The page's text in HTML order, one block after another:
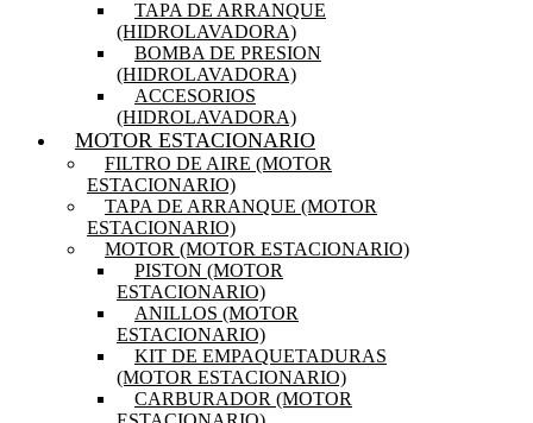
TAPA DE ARRANQUE
(HIDROLAVADORA)
BOMBA DE PRESION
(HIDROLAVADORA)
ACCESORIOS
(HIDROLAVADORA)
MOTOR ESTACIONARIO
FILTRO DE AIRE (MOTOR
ESTACIONARIO)
TAPA DE ARRANQUE (MOTOR
ESTACIONARIO)
MOTOR (MOTOR ESTACIONARIO)
PISTON (MOTOR
ESTACIONARIO)
ANILLOS (MOTOR
ESTACIONARIO)
KIT DE EMPAQUETADURAS
(MOTOR ESTACIONARIO)
CARBURADOR (MOTOR